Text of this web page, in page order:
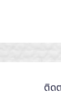
ติด